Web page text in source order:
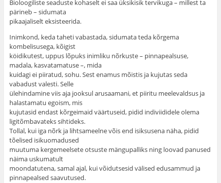
Bioloogiliste seaduste kohaselt ei saa üksikisik tervikuga – millest ta
pärineb – sidumata
pikaajaliselt eksisteerida.
Inimkond, keda taheti vabastada, sidumata teda kõrgema
kombelisusega, kõigist
köidikutest, uppus lõpuks inimliku nõrkuste – pinnapealsuse,
madala, kasvatamatuse –, mida
kuidagi ei piiratud, sohu. Sest enamus mõistis ja kujutas seda
vabadust valesti. Selle
ülehindamine viis aja jooksul arusaamani, et piiritu meelevaldsus ja
halastamatu egoism, mis
kujutasid endast kõrgeimaid väärtuseid, pidid indiviididele olema
ligitõmbavateks sihtideks.
Tollal, kui iga nõrk ja lihtsameelne võis end isiksusena näha, pidid
tõelised isikuomadused
muutuma kergemeelsete otsuste mängupalliks ning loovad panused
näima uskumatult
moondatutena, samal ajal, kui võidutsesid välised edusammud ja
pinnapealsed saavutused.